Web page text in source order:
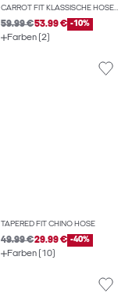
CARROT FIT KLASSISCHE HOSEN
59.99 €53.99 € -10%
Farben (2)
TAPERED FIT CHINO HOSE
49.99 €29.99 € -40%
Farben (10)